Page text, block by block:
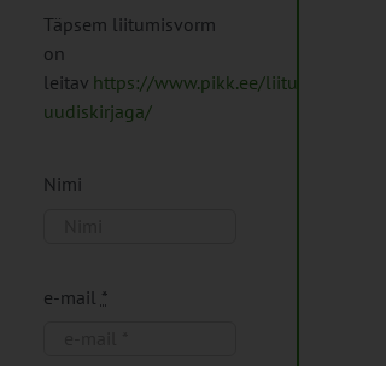
Täpsem liitumisvorm
on
leitav https://www.pikk.ee/liitu-
uudiskirjaga/
Nimi
e-mail *